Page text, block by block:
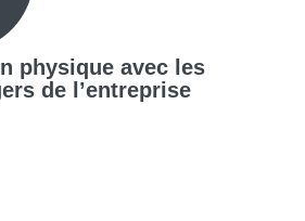
physique avec les
de l’entreprise